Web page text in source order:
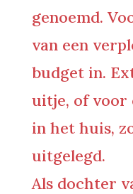
genoemd.
van een
budget in.
uitje, of voor
in het huis,
uitgelegd.
Als dochter